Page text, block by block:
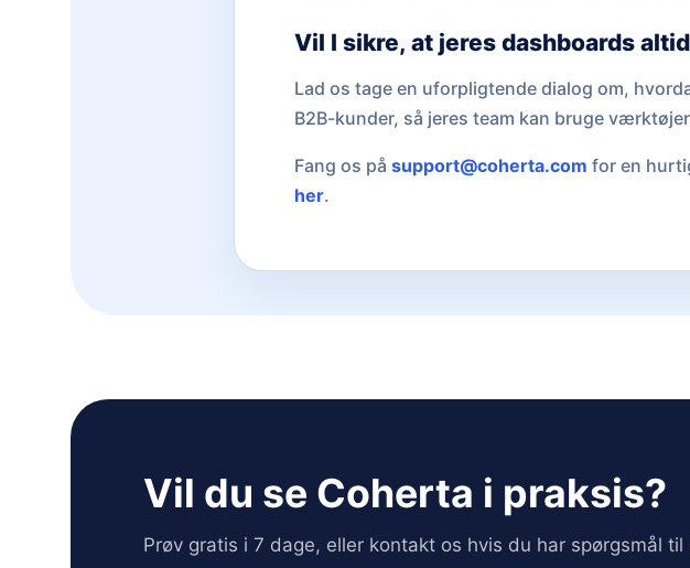
Vil I sikre, at jeres dashboards
Lad os tage en uforpligtende dialog om,
B2B-kunder, så jeres team kan bruge
Fang os på support@coherta.com for en
her.
Vil du se Coherta i praksis?
Prøv gratis i 7 dage, eller kontakt os hvis du har spørgsmål